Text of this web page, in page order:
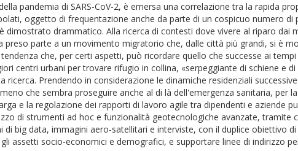
pandemia di SARS-CoV-2, è emersa una correlazione tra la rapida
oggetto di frequentazione anche da parte di un cospicuo numero
dimostrato drammatico. Alla ricerca di contesti dove vivere al riparo
preso parte a un movimento migratorio che, dalle città più grandi, si è
che, per certi aspetti, può ricordare quello che successe ai
centri urbani per trovare rifugio in collina, «serpeggiante di schiene e
ricerca. Prendendo in considerazione le dinamiche residenziali
che sembra proseguire anche al di là dell'emergenza sanitaria,
e la regolazione dei rapporti di lavoro agile tra dipendenti e aziende
di strumenti ad hoc e funzionalità geotecnologiche avanzate,
di big data, immagini aero-satellitari e interviste, con il duplice obiettivo
assetti socio-economici e demografici, e supportare linee di indirizzo